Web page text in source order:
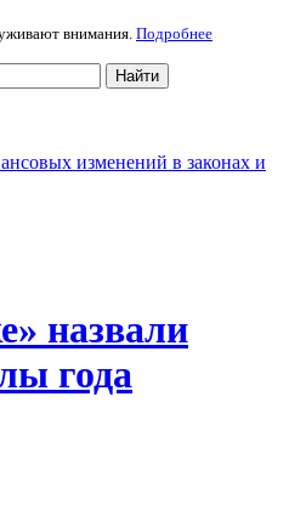
внимания. Подробнее
Найти
изменений в законах и
назвали
года